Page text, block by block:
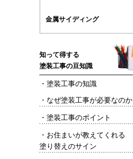
金属サイディング
知って得する
塗装工事の豆知識
・ 塗装工事の知識
・ なぜ塗装工事が必要なのか
・ 塗装工事のポイント
・ お住まいが教えてくれる
塗り替えのサイン